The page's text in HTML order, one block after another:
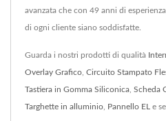
avanzata che con 49 anni di
di ogni cliente siano soddisfatte.
Guarda i nostri prodotti di qualità
Overlay Grafico Circuito Stampato
Tastiera in Gomma Siliconica Scheda
Targhette in alluminio Pannello EL e